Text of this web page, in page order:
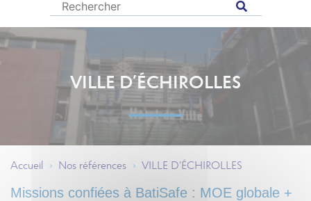
VILLE D’ÉCHIROLLES
Accueil > Nos références > VILLE D’ÉCHIROLLES
Missions confiées à BatiSafe : MOE globale +